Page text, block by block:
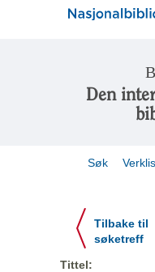
Den
Søk
Tilbake til
søketreff
Tittel: